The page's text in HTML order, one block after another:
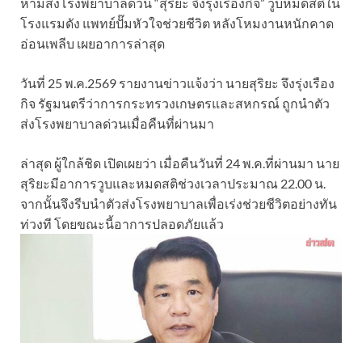
โรงแรมดัง แพทย์ปั๊มหัวใจช่วยชีวิต หลังโหมงานหนักคาด
อ่อนเพลีบ เผยอาการล่าสุด
วันที่ 25 พ.ค.2569 รายงานข่าวแจ้งว่า นายสุริยะ จึงรุ่งเรือง
กิจ รัฐมนตรีว่าการกระทรวงเกษตรและสหกรณ์ ถูกนำตัว
ส่งโรงพยาบาลด่วนเมื่อคืนที่ผ่านมา
ล่าสุด ผู้ใกล้ชิด เปิดเผยว่า เมื่อคืนวันที่ 24 พ.ค.ที่ผ่านมา นาย
สุริยะมีอาการวูบและหมดสติช่วงเวลาประมาณ 22.00 น.
จากนั้นจึงรีบนำตัวส่งโรงพยาบาลเพื่อเร่งช่วยชีวิตอย่างทัน
ท่วงที โดยขณะนี้อาการปลอดภัยแล้ว